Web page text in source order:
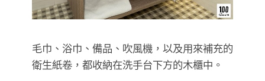
毛巾、浴巾、備品、吹風機，以及用來補充的
衛生紙卷，都收納在洗手台下方的木櫃中。